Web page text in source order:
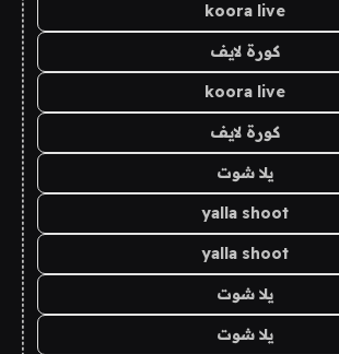
koora live
كورة لايف
koora live
كورة لايف
يلا شوت
yalla shoot
yalla shoot
يلا شوت
يلا شوت